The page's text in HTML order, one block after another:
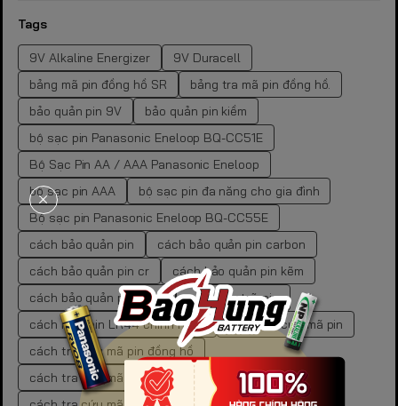
Tags
9V Alkaline Energizer
9V Duracell
bảng mã pin đồng hồ SR
bảng tra mã pin đồng hồ.
bảo quản pin 9V
bảo quản pin kiềm
bộ sạc pin Panasonic Eneloop BQ-CC51E
Bộ Sạc Pin AA / AAA Panasonic Eneloop
bộ sạc pin AAA
bộ sạc pin đa năng cho gia đình
Bộ sạc pin Panasonic Eneloop BQ-CC55E
cách bảo quản pin
cách bảo quản pin carbon
cách bảo quản pin cr
cách bảo quản pin kẽm
cách bảo quản pin than
cách lưu trữ pin
cách mua pin LR44 chính hãng
cách tra cứu mã pin
cách tra cứu mã pin đồng hồ
cách tra cứu mã pin đồng hồ chuẩn xác